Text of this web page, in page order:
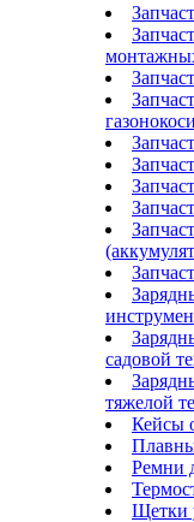
садовой
тяжелой
Кейсы
Ремни
Щетки